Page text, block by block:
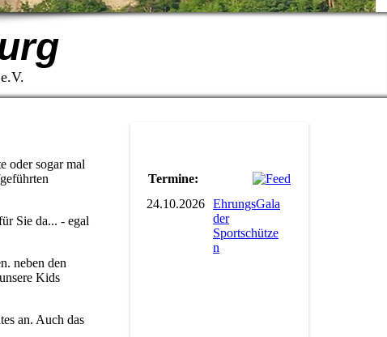
oder sogar mal
Sie da... - egal
neben den
Kids
an. Auch das
Termine:
24.10.2026 EhrungsGala
der
Sportschütze
n